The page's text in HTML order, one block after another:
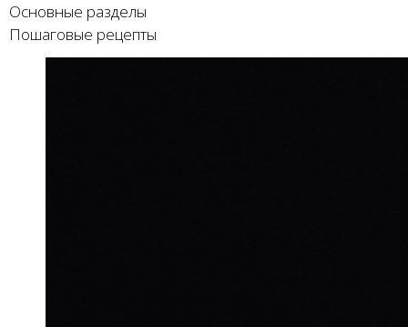
Основные разделы
Пошаговые рецепты